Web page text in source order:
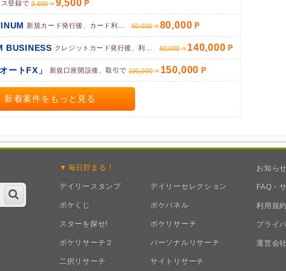
登録で 3,600 9,500
60,000 80,000
60,000 140,000
ートFX」 新規口座開設後、取引で 100,000 150,000
新着案件をもっと見る
毎日 貯まる！
デイリースタンプ デイリーセレクション
ポケくじ ポケパネル
スターを探せ! ポケリサーチ
ポケリサーチ２ パーソナルリサーチ
二択リサーチ サイトリサーチ
お知らせ
FAQ・
利用規約
プライ
運営会社